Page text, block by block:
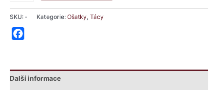
SKU: - Kategorie: Ošatky, Tácy
Další informace